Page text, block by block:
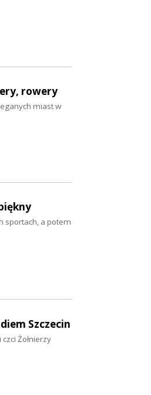
rowery
miast w
sportach, a potem
Szczecin
Żołnierzy